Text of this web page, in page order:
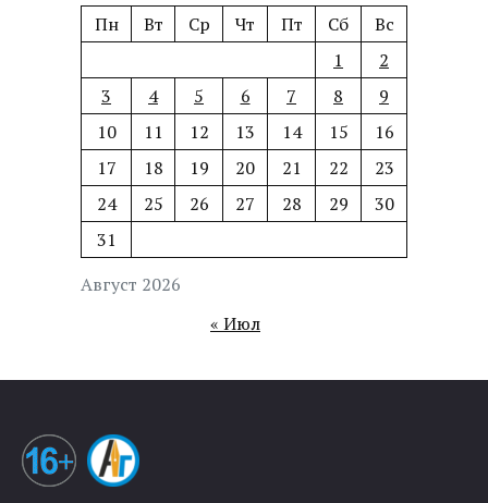
Август 2026
Пн Вт Ср Чт Пт Сб
Вс
1
2
3
4 5 6 7 8
9
10
11 12 13 14 15
16
17
18 19 20 21 22
23
24
25 26 27 28 29
30
31
« Июл